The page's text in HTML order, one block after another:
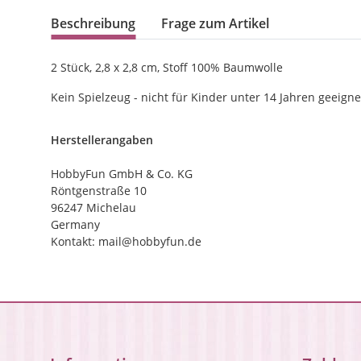
Beschreibung Frage zum Artikel
2 Stück, 2,8 x 2,8 cm, Stoff 100% Baumwolle
Kein Spielzeug - nicht für Kinder unter 14 Jahren
Herstellerangaben
HobbyFun GmbH & Co. KG
Röntgenstraße 10
96247 Michelau
Germany
Kontakt: mail@hobbyfun.de